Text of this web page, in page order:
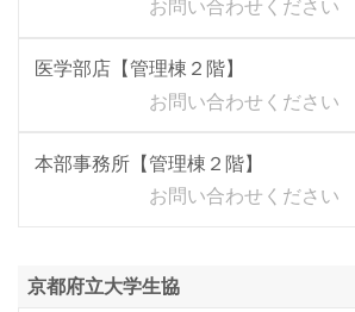
お問い合わせください
医学部店【管理棟２階】
お問い合わせください
本部事務所【管理棟２階】
お問い合わせください
京都府立大学生協